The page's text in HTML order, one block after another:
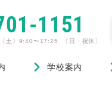
1151
土〕9:40〜17:25 〔日・祝休〕
学校案内